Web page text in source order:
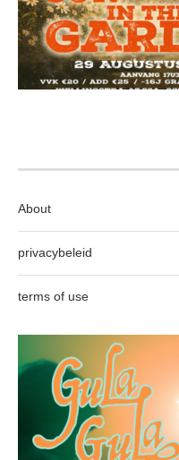
About
privacybeleid
terms of use